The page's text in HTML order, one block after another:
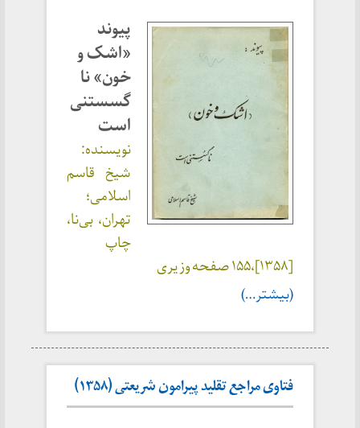
پیوند
«اشک و
خون» نا
گسستنی
است
نویسنده:
شیخ قاسم
اسلامی؛
تهران، بی‌نا،
چاپ
[۱۳۵۸]،۱۵۵ صفحه وزیری
(بیشتر…)
فتاوی مراجع تقلید پیرامون شریعتی (۱۳۵۸)